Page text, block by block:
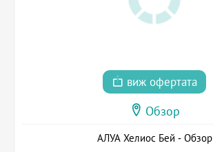
виж офертата
Обзор
АЛУА Хелиос Бей - Обзор